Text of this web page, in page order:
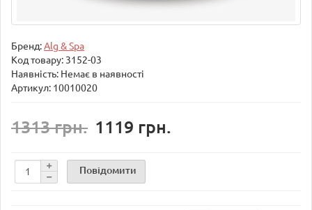
Бренд:Alg & Spa
Код товару: 3152-03
Наявність: Немає в наявності
Артикул: 10010020
1313 грн. 1119 грн.
Повідомити